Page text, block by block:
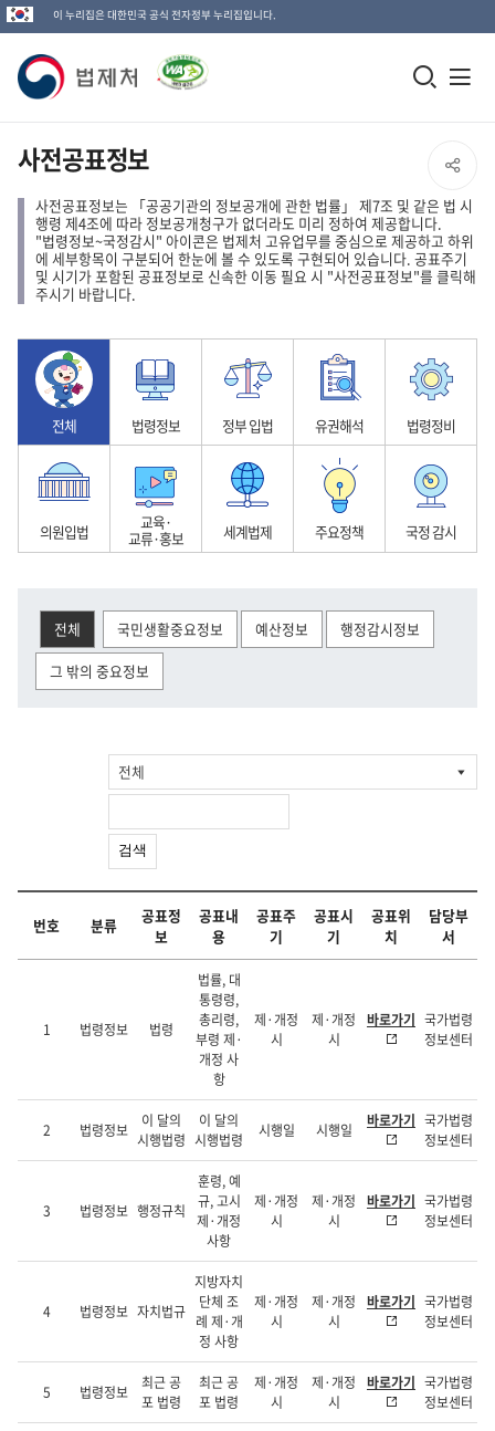
이 누리집은 대한민국 공식 전자정부 누리집입니다.
법
제
처
로
고
모
색
창
열
사전공표정보 SNS
공
유
사전공표정보는 「공공기관의 정보공개에 관한 법률」 제7조 및 같은 법 시
행령 제4조에 따라 정보공개청구가 없더라도 미리 정하여 제공합니다.
"법령정보~국정감시" 아이콘은 법제처 고유업무를 중심으로 제공하고 하위
에 세부항목이 구분되어 한눈에 볼 수 있도록 구현되어 있습니다. 공표주기
및 시기가 포함된 공표정보로 신속한 이동 필요 시 "사전공표정보"를 클릭해
주시기 바랍니다.
전체 법령정보 정부 입법 유권해석 법령정비
의원입법
교육·
교류·홍보 세계법제 주요정책 국정 감시
전체 국민생활중요정보 예산정보
행정감시정보
그 밖의 중요정보
게
시
물
색검색
번호 분류
공표정
보
공표내
용
공표주
기
공표시
기
공표위
치
담당부
서
1 법령정보 법령
법률, 대
통령령,
총리령,
부령 제·
개정 사
항
제·개정
시
제·개정
시
바로가기 국가법령
정보센터
2 법령정보
이 달의
시행법령
이 달의
시행법령
시행일 시행일 바로가기 국가법령
정보센터
3 법령정보 행정규칙
훈령, 예
규, 고시
제·개정
사항
제·개정
시
제·개정
시
바로가기 국가법령
정보센터
4 법령정보 자치법규
지방자치
단체 조
례 제·개
정 사항
제·개정
시
제·개정
시
바로가기 국가법령
정보센터
5 법령정보
최근 공
포 법령
최근 공
포 법령
제·개정
시
제·개정
시
바로가기 국가법령
정보센터